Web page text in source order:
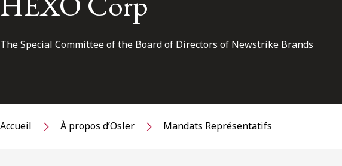
The Special Committee of the Board of Directors of Newstrike Brands
Accueil À propos d’Osler Mandats Représentatifs